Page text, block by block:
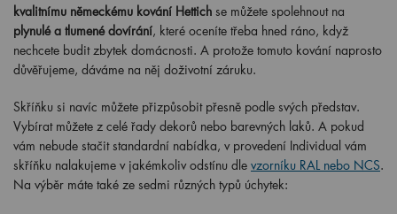
kvalitnímu německému kování Hettich se můžete spolehnout na
plynulé a tlumené dovírání, které oceníte třeba hned ráno, když
nechcete budit zbytek domácnosti. A protože tomuto kování naprosto
důvěřujeme, dáváme na něj doživotní záruku.
Skříňku si navíc můžete přizpůsobit přesně podle svých představ.
Vybírat můžete z celé řady dekorů nebo barevných laků. A pokud
vám nebude stačit standardní nabídka, v provedení Individual vám
skříňku nalakujeme v jakémkoliv odstínu dle vzorníku RAL nebo NCS.
Na výběr máte také ze sedmi různých typů úchytek: